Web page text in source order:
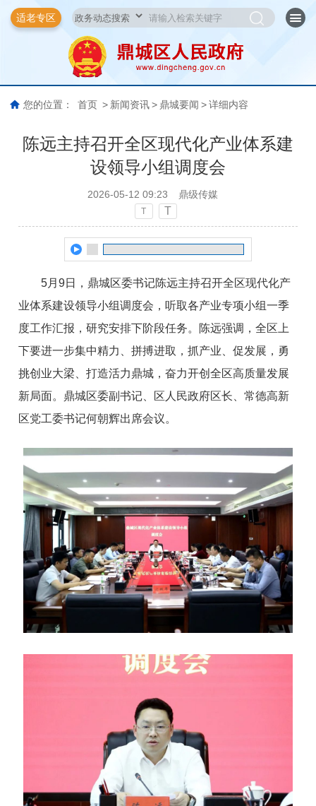
适老专区
您的位置： 首页 > 新闻资讯 > 鼎城要闻 > 详细内容
陈远主持召开全区现代化产业体系建
设领导小组调度会
2026-05-12 09:23 鼎级传媒
T T
5月9日，鼎城区委书记陈远主持召开全区现代化产
业体系建设领导小组调度会，听取各产业专项小组一季
度工作汇报，研究安排下阶段任务。陈远强调，全区上
下要进一步集中精力、拼搏进取，抓产业、促发展，勇
挑创业大梁、打造活力鼎城，奋力开创全区高质量发展
新局面。鼎城区委副书记、区人民政府区长、常德高新
区党工委书记何朝辉出席会议。